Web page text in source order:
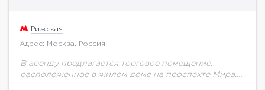
Рижская
Адрес: Москва, Россия
В аренду предлагается торговое помещение,
расположенное в жилом доме на проспекте Мира.